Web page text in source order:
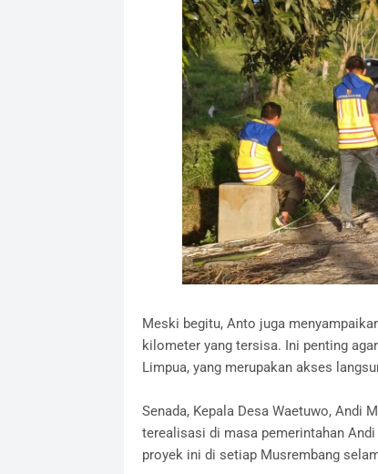
​Meski begitu, Anto juga
kilometer yang tersisa. Ini penting
Limpua, yang merupakan akses
​Senada, Kepala Desa Waetuwo, Andi
terealisasi di masa pemerintahan
proyek ini di setiap Musrembang